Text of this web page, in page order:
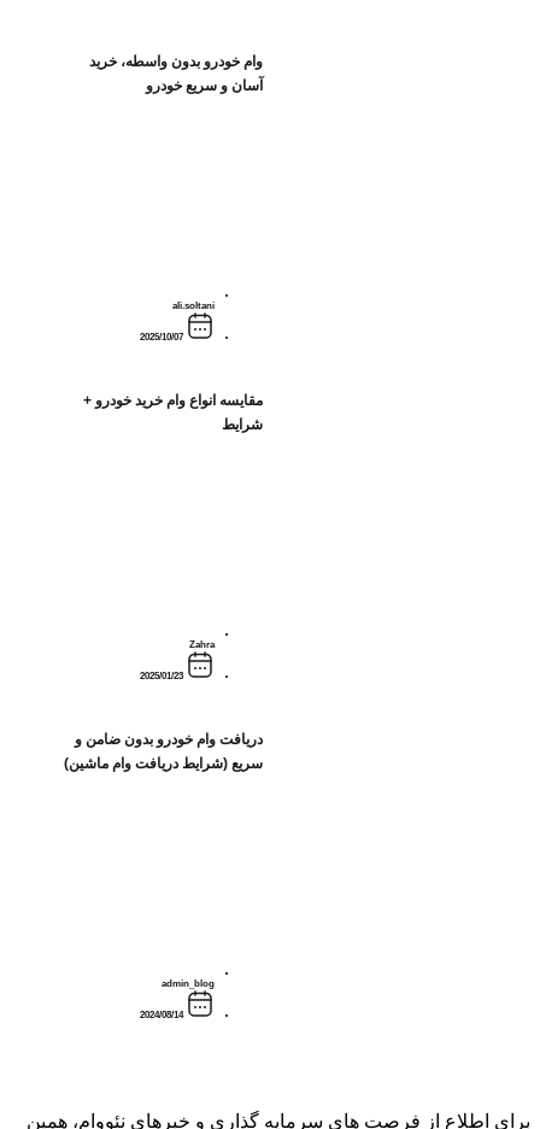
وام خودرو بدون واسطه، خرید
آسان و سریع خودرو
ali.soltani
2025/10/07
مقایسه انواع وام خرید خودرو +
شرایط
Zahra
2025/01/23
دریافت وام خودرو بدون ضامن و
سریع (شرایط دریافت وام ماشین)
admin_blog
2024/08/14
برای اطلاع از فرصت های سرمایه گذاری و خبرهای نئووام، همین